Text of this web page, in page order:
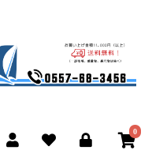
0